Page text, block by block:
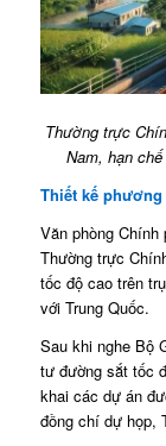
Thường trực
Nam, hạn
Thiết kế
Văn phòng
Thường trực
tốc độ cao trên
với Trung Quốc.
Sau khi nghe Bộ
tư đường sắt tốc
khai các dự án
đồng chí dự họp,